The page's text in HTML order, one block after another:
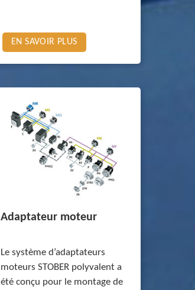
EN SAVOIR PLUS
Adaptateur moteur
Le système d’adaptateurs
moteurs STOBER polyvalent a
été conçu pour le montage de